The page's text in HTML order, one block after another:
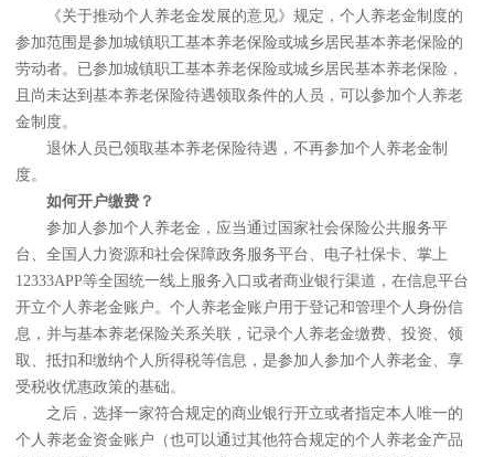
《关于推动个人养老金发展的意见》规定，个人养老金制度的
参加范围是参加城镇职工基本养老保险或城乡居民基本养老保险的
劳动者。已参加城镇职工基本养老保险或城乡居民基本养老保险，
且尚未达到基本养老保险待遇领取条件的人员，可以参加个人养老
金制度。
退休人员已领取基本养老保险待遇，不再参加个人养老金制
度。
如何开户缴费？
参加人参加个人养老金，应当通过国家社会保险公共服务平
台、全国人力资源和社会保障政务服务平台、电子社保卡、掌上
12333APP等全国统一线上服务入口或者商业银行渠道，在信息平台
开立个人养老金账户。个人养老金账户用于登记和管理个人身份信
息，并与基本养老保险关系关联，记录个人养老金缴费、投资、领
取、抵扣和缴纳个人所得税等信息，是参加人参加个人养老金、享
受税收优惠政策的基础。
之后，选择一家符合规定的商业银行开立或者指定本人唯一的
个人养老金资金账户（也可以通过其他符合规定的个人养老金产品